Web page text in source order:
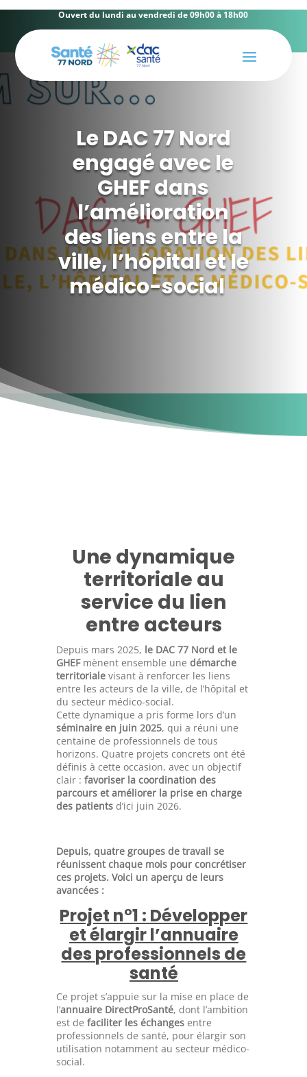
Ouvert du lundi au vendredi de 09h00 à 18h00
Le DAC 77 Nord
engagé avec le
GHEF dans
l’amélioration
des liens entre la
ville, l’hôpital et le
médico-social
Une dynamique
territoriale au
service du lien
entre acteurs
Depuis mars 2025, le DAC 77 Nord et le
GHEFmènent ensemble une démarche
territorialevisant à renforcer les liens
entre les acteurs de la ville, de l’hôpital et
du secteur médico-social.
Cette dynamique a pris forme lors d’un
séminaire en juin 2025, qui a réuni une
centaine de professionnels de tous
horizons. Quatre projets concrets ont été
définis à cette occasion, avec un objectif
clair : favoriser la coordination des
parcours et améliorer la prise en charge
des patientsd’ici juin 2026.
Depuis, quatre groupes de travail se
réunissent chaque mois pour concrétiser
ces projets. Voici un aperçu de leurs
avancées :
Projet n°1 : Développer
et élargir l’annuaire
des professionnels de
santé
Ce projet s’appuie sur la mise en place de
l’annuaire DirectProSanté, dont l’ambition
est de faciliter les échangesentre
professionnels de santé, pour élargir son
utilisation notamment au secteur médico-
social.